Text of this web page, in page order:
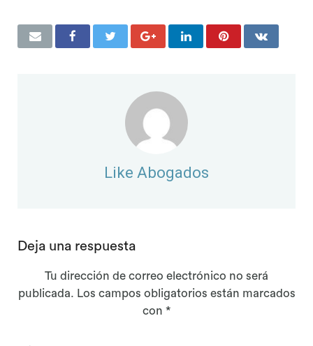
Like Abogados
Deja una respuesta
Tu dirección de correo electrónico no será
publicada. Los campos obligatorios están marcados
con *